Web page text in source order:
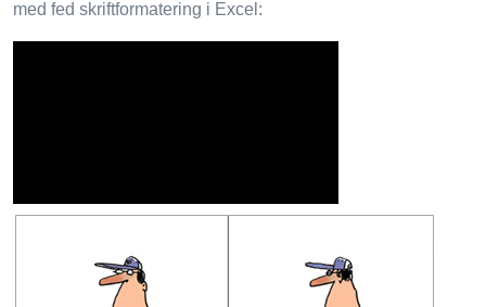
med fed skriftformatering i Excel: